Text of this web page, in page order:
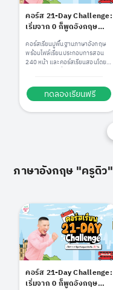
คอร์ส 21-Day Challenge:
เริ่มจาก 0 ก็พูดอังกฤษ
คล่องใน 21 วัน by
KruDew
คอร์สเรียนปูพื้นฐานภาษาอังกฤษ
พร้อมไฟล์เรียนประกอบการสอน
240 หน้า และคอร์สเรียนสอนโดย
ทดลองเรียนฟรี
ภาษาอังกฤษ "ครูดิว"
คอร์ส 21-Day Challenge:
เริ่มจาก 0 ก็พูดอังกฤษ